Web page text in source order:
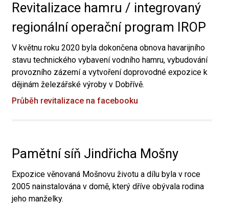
Revitalizace hamru / integrovaný
regionální operační program IROP
V květnu roku 2020 byla dokončena obnova havarijního
stavu technického vybavení vodního hamru, vybudování
provozního zázemí a vytvoření doprovodné expozice k
dějinám železářské výroby v Dobřívě.
Průběh revitalizace na facebooku
Pamětní síň Jindřicha Mošny
Expozice věnovaná Mošnovu životu a dílu byla v roce
2005 nainstalována v domě, který dříve obývala rodina
jeho manželky.